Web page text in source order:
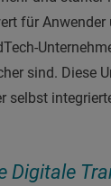
für
sind. Diese
Digitale